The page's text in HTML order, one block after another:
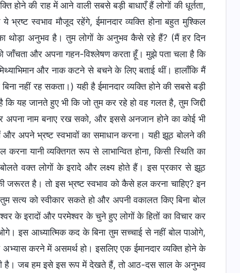
होने की राह में आने वाली सबसे बड़ी बाधाएँ हैं लोगों की धूर्तता,
स्वभाव मौजूद रहेंगे, ईमानदार व्यक्ति होना बहुत मुश्किल
थोड़ा अनुभव है। तुम लोगों के अनुभव कैसे रहे हैं? (मैं हर दिन
जाँचता और अपना गहन-विश्लेषण करता हूँ। मुझे पता चला है कि
और नाक कटने से बचने के लिए बताई थीं। हालाँकि मैं
नहीं रह सकता।) यही है ईमानदार व्यक्ति होने की सबसे बड़ी
यह जानते हुए भी कि जो तुम कर रहे हो वह गलत है, तुम जिद्दी
अपना नाम बनाए रख सको, और इससे अनजान होने का कोई भी
अपने भ्रष्ट स्वभावों का समाधान करना। यही झूठ बोलने की
यानी व्यक्तिगत रूप से लाभान्वित होना, किसी स्थिति का
वक्त लोगों के इरादे और लक्ष्य होते हैं। इस प्रकार से झूठ
जरूरत है। तो इस भ्रष्ट स्वभाव को कैसे हल करना चाहिए? इन
सत्य को स्वीकार सकते हो और अपनी वकालत किए बिना बोल
के इरादों और परमेश्वर के चुने हुए लोगों के हितों का विचार कर
इस आध्यात्मिक कद के बिना तुम सच्चाई से नहीं बोल पाओगे,
करने में असमर्थ हो। इसलिए एक ईमानदार व्यक्ति होने के
है। जब हम इसे इस रूप में देखते हैं, तो आठ-दस साल के अनुभव